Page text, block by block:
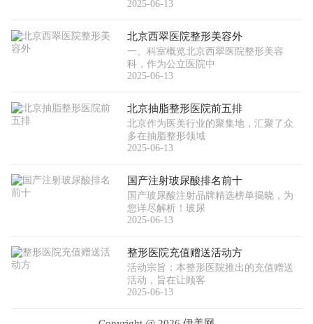
2025-06-13
北京西翠医院整形美容外
一、科室概览北京西翠医院整形美容
科，作为公立医院中
2025-06-13
北京抽脂整形医院前五排
北京作为医美行业的聚集地，汇聚了众
多在抽脂整形领域
2025-06-13
国产注射玻尿酸排名前十
国产玻尿酸注射品牌精选榜单揭晓，为
您详尽解析！玻尿
2025-06-13
整形医院充值赠送活动方
活动宗旨：本整形医院推出的充值赠送
活动，旨在让顾客
2025-06-13